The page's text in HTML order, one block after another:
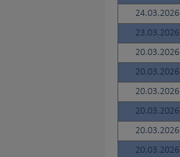
24.03.2026
23.03.2026
20.03.2026
20.03.2026
20.03.2026
20.03.2026
20.03.2026
20.03.2026